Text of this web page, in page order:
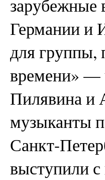
Германии и
для группы,
времени» —
Пилявина и
музыканты
Санкт-
выступили